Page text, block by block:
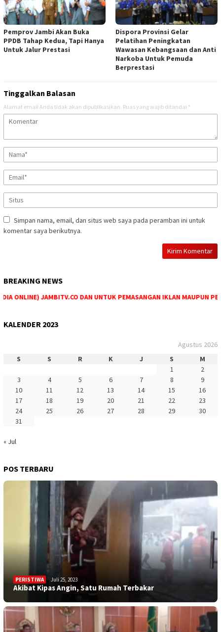
Pemprov Jambi Akan Buka
PPDB Tahap Kedua, Tapi Hanya
Untuk Jalur Prestasi
Dispora Provinsi Gelar
Pelatihan Peningkatan
Wawasan Kebangsaan dan Anti
Narkoba Untuk Pemuda
Berprestasi
Tinggalkan Balasan
Alamat email Anda tidak akan dipublikasikan. Ruas yang wajib ditandai *
Simpan nama, email, dan situs web saya pada peramban ini untuk
komentar saya berikutnya.
BREAKING NEWS
JAMBITV.CO DAN UNTUK PEMASANGAN IKLAN MAUPUN
KALENDER 2023
Agustus 2026
S
S R K J S
M
1
2
3
4 5 6 7 8
9
10
11 12 13 14 15
16
17
18 19 20 21 22
23
24
25 26 27 28 29
30
31
« Jul
POS TERBARU
PERISTIWA Juli 25, 2023
Akibat Kipas Angin, Satu Rumah Terbakar